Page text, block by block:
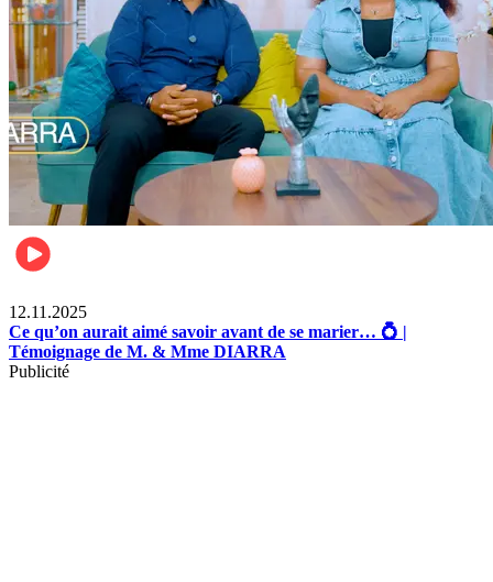
12.11.2025
Ce qu’on aurait aimé savoir avant de se marier… 💍 |
Témoignage de M. & Mme DIARRA
Publicité